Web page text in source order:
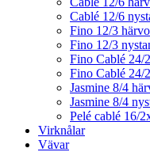
Cablé 12/6
Fino 12/3
Fino 12/3
Fino Cablé 24/
Fino Cablé 24/
Jasmine 8/4
Jasmine 8/4
Pelé cablé 16/
Virknålar
Vävar